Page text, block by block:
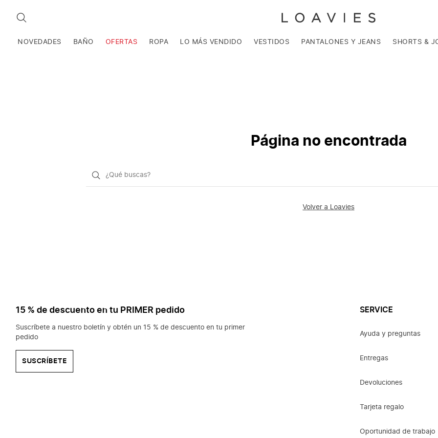
BUSCAR
NOVEDADES BAÑO OFERTAS ROPA LO MÁS VENDIDO VESTIDOS PANTALONES Y JEANS SHORTS &
Página no encontrada
¿Qué
Volver a Loavies
15 % de descuento en tu PRIMER pedido
Suscríbete a nuestro boletín y obtén un 15 % de descuento en tu primer
pedido
SUSCRÍBETE
SERVICE
Ayuda y preguntas
Entregas
Devoluciones
Tarjeta regalo
Oportunidad de trabajo